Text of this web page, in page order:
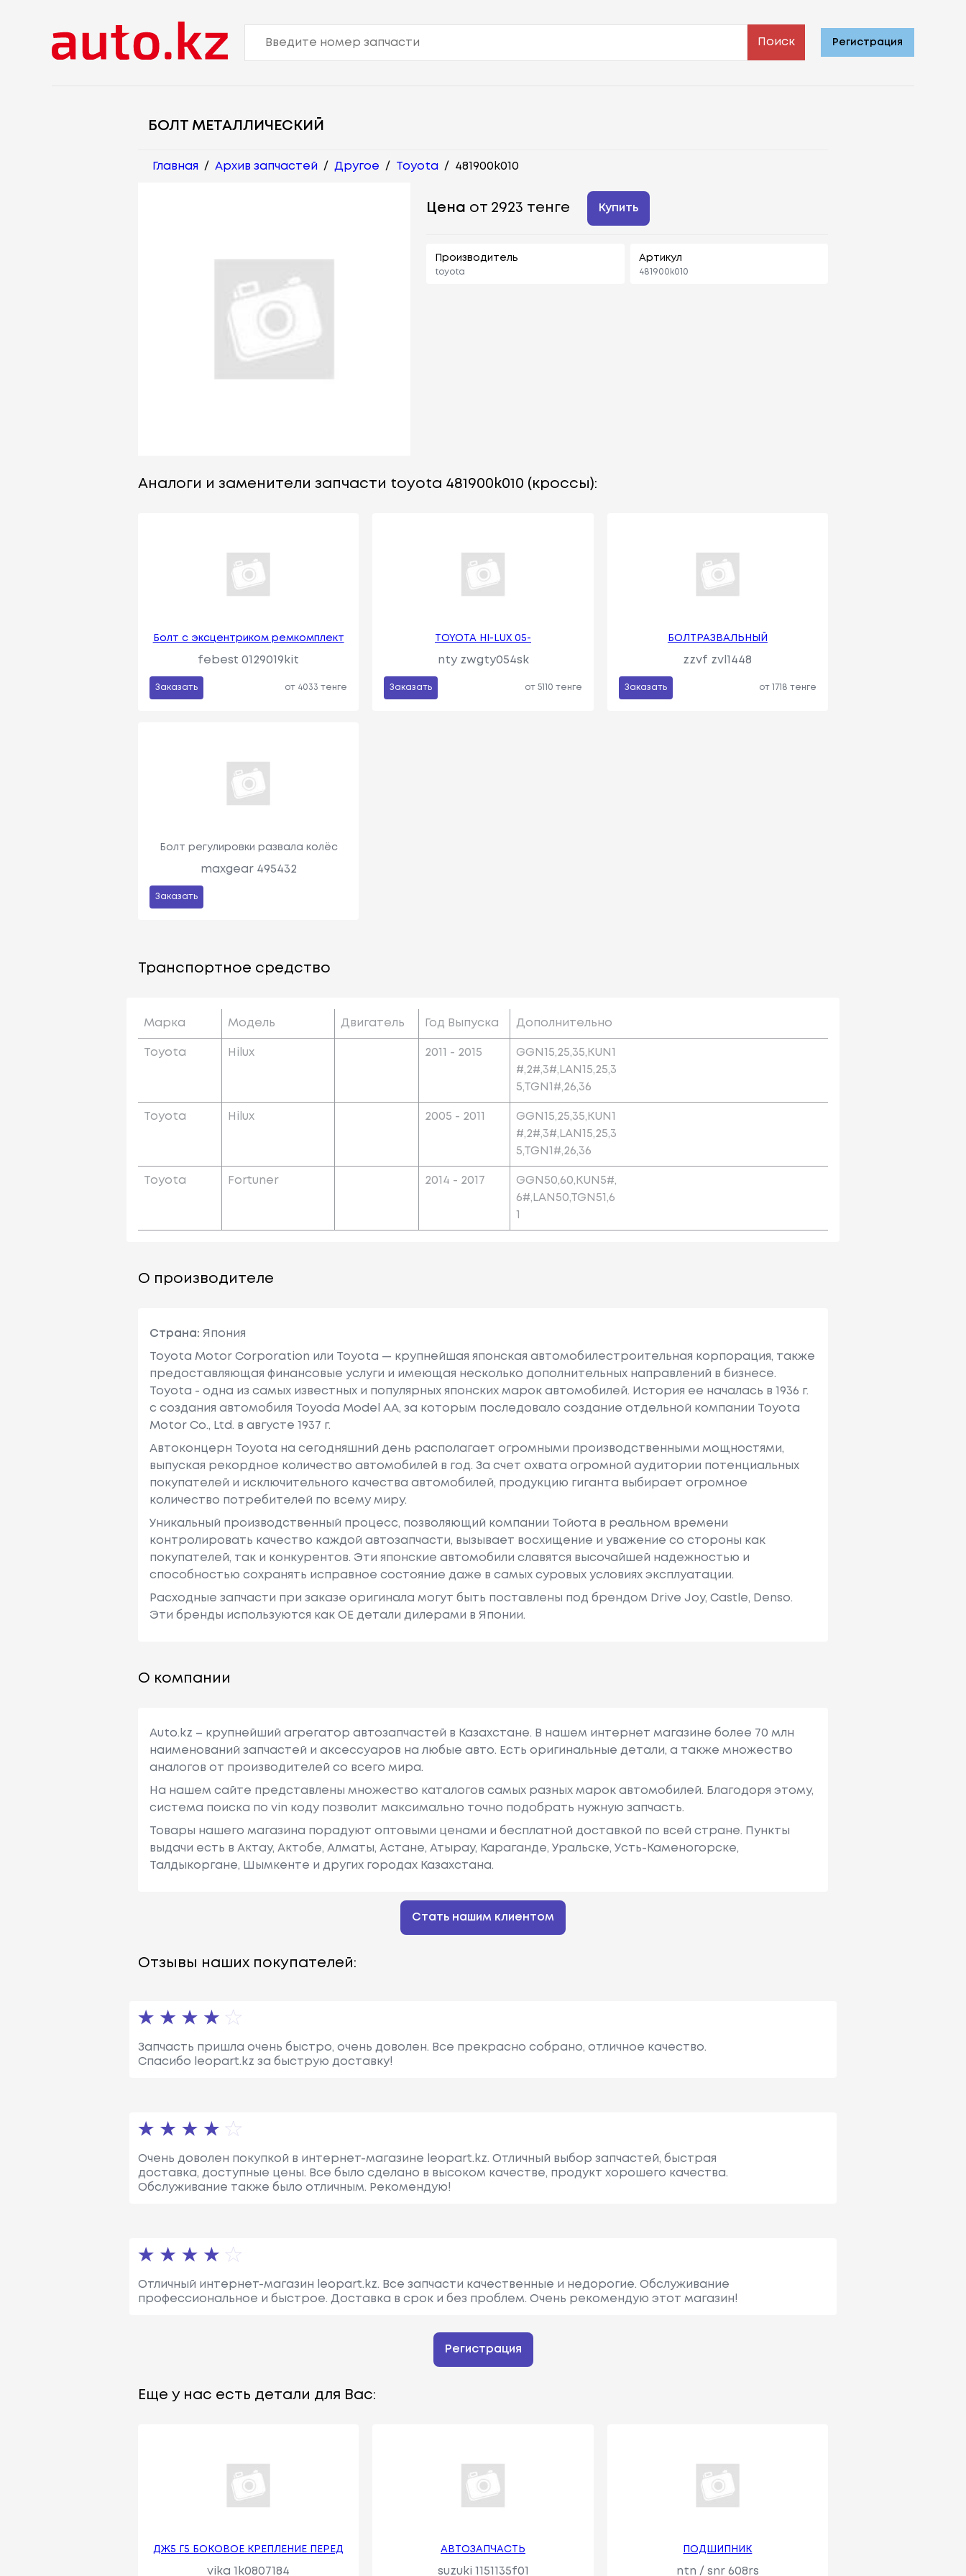
Поиск Регистрация
БОЛТ МЕТАЛЛИЧЕСКИЙ
Главная / Архив запчастей / Другое / Toyota / 481900k010
Цена от 2923 тенге Купить
Производитель
toyota
Артикул
481900k010
Аналоги и заменители запчасти toyota 481900k010 (кроссы):
Болт с эксцентриком ремкомплект
febest 0129019kit
Заказать от 4033 тенге
TOYOTA HI-LUX 05-
nty zwgty054sk
Заказать от 5110 тенге
БOЛTPAЗBAЛЬHЫЙ
zzvf zvl1448
Заказать от 1718 тенге
Болт регулировки развала колёс
maxgear 495432
Заказать
Транспортное средство
Марка Модель Двигатель Год Выпуска Дополнительно
Toyota Hilux 2011 - 2015
GGN15,25,35,KUN1
#,2#,3#,LAN15,25,3
5,TGN1#,26,36
Toyota Hilux 2005 - 2011
GGN15,25,35,KUN1
#,2#,3#,LAN15,25,3
5,TGN1#,26,36
Toyota Fortuner 2014 - 2017
GGN50,60,KUN5#,
6#,LAN50,TGN51,6
1
О производителе
Страна: Япония
Toyota Motor Corporation или Toyota — крупнейшая японская автомобилестроительная корпорация, также
предоставляющая финансовые услуги и имеющая несколько дополнительных направлений в бизнесе.
Toyota - одна из самых известных и популярных японских марок автомобилей. История ее началась в 1936 г.
с создания автомобиля Toyoda Model AA, за которым последовало создание отдельной компании Toyota
Motor Co., Ltd. в августе 1937 г.
Автоконцерн Toyota на сегодняшний день располагает огромными производственными мощностями,
выпуская рекордное количество автомобилей в год. За счет охвата огромной аудитории потенциальных
покупателей и исключительного качества автомобилей, продукцию гиганта выбирает огромное
количество потребителей по всему миру.
Уникальный производственный процесс, позволяющий компании Тойота в реальном времени
контролировать качество каждой автозапчасти, вызывает восхищение и уважение со стороны как
покупателей, так и конкурентов. Эти японские автомобили славятся высочайшей надежностью и
способностью сохранять исправное состояние даже в самых суровых условиях эксплуатации.
Расходные запчасти при заказе оригинала могут быть поставлены под брендом Drive Joy, Castle, Denso.
Эти бренды используются как ОЕ детали дилерами в Японии.
О компании
Auto.kz – крупнейший агрегатор автозапчастей в Казахстане. В нашем интернет магазине более 70 млн
наименований запчастей и аксессуаров на любые авто. Есть оригинальные детали, а также множество
аналогов от производителей со всего мира.
На нашем сайте представлены множество каталогов самых разных марок автомобилей. Благодоря этому,
система поиска по vin коду позволит максимально точно подобрать нужную запчасть.
Товары нашего магазина порадуют оптовыми ценами и бесплатной доставкой по всей стране. Пункты
выдачи есть в Актау, Актобе, Алматы, Астане, Атырау, Караганде, Уральске, Усть-Каменогорске,
Талдыкоргане, Шымкенте и других городах Казахстана.
Стать нашим клиентом
Отзывы наших покупателей:
Запчасть пришла очень быстро, очень доволен. Все прекрасно собрано, отличное качество.
Спасибо leopart.kz за быструю доставку!
Очень доволен покупкой в интернет-магазине leopart.kz. Отличный выбор запчастей, быстрая
доставка, доступные цены. Все было сделано в высоком качестве, продукт хорошего качества.
Обслуживание также было отличным. Рекомендую!
Отличный интернет-магазин leopart.kz. Все запчасти качественные и недорогие. Обслуживание
профессиональное и быстрое. Доставка в срок и без проблем. Очень рекомендую этот магазин!
Регистрация
Еще у нас есть детали для Вас:
ДЖ5 Г5 БОКОВОЕ КРЕПЛЕНИЕ ПЕРЕД
vika 1k0807184
АВТОЗАПЧАСТЬ
suzuki 1151135f01
ПОДШИПНИК
ntn / snr 608rs